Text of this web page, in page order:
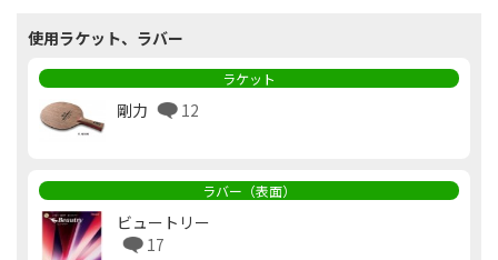
使用ラケット、ラバー
ラケット
剛力 12
ラバー（表面）
ビュートリー
17